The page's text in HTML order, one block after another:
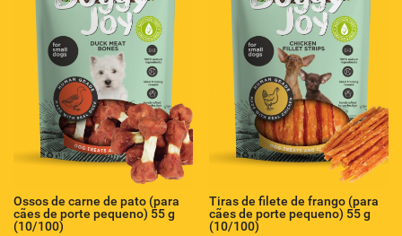
Ossos de carne de pato (para
cães de porte pequeno) 55 g
(10/100)
Tiras de filete de frango (para
cães de porte pequeno) 55 g
(10/100)